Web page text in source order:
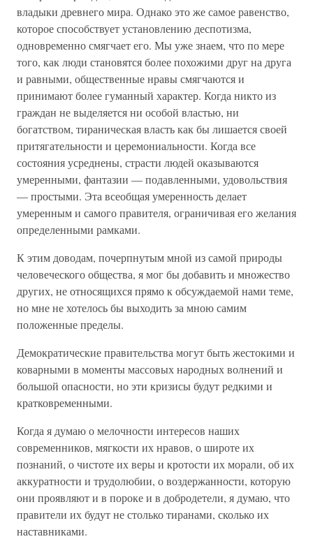
владыки древнего мира. Однако это же самое равенство,
которое способствует установлению деспотизма,
одновременно смягчает его. Мы уже знаем, что по мере
того, как люди становятся более похожими друг на друга
и равными, общественные нравы смягчаются и
принимают более гуманный характер. Когда никто из
граждан не выделяется ни особой властью, ни
богатством, тираническая власть как бы лишается своей
притягательности и церемониальности. Когда все
состояния усреднены, страсти людей оказываются
умеренными, фантазии — подавленными, удовольствия
— простыми. Эта всеобщая умеренность делает
умеренным и самого правителя, ограничивая его желания
определенными рамками.
К этим доводам, почерпнутым мной из самой природы
человеческого общества, я мог бы добавить и множество
других, не относящихся прямо к обсуждаемой нами теме,
но мне не хотелось бы выходить за мною самим
положенные пределы.
Демократические правительства могут быть жестокими и
коварными в моменты массовых народных волнений и
большой опасности, но эти кризисы будут редкими и
кратковременными.
Когда я думаю о мелочности интересов наших
современников, мягкости их нравов, о широте их
познаний, о чистоте их веры и кротости их морали, об их
аккуратности и трудолюбии, о воздержанности, которую
они проявляют и в пороке и в добродетели, я думаю, что
правители их будут не столько тиранами, сколько их
наставниками.